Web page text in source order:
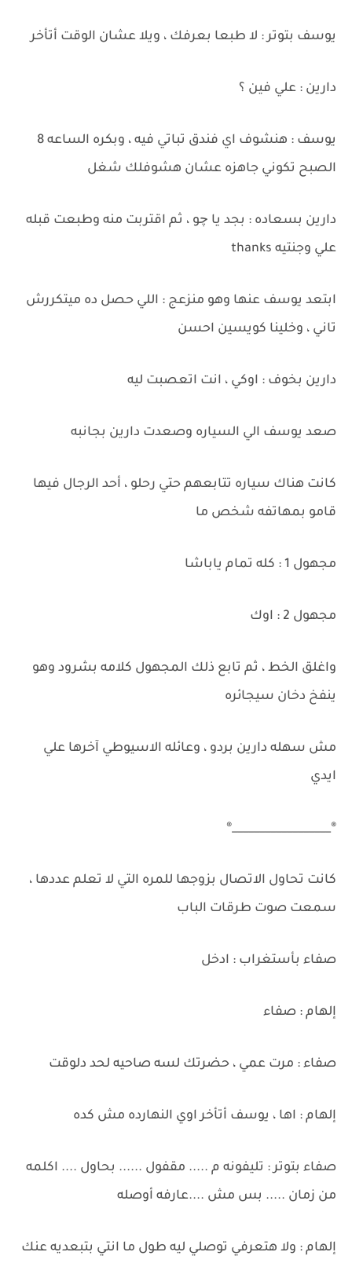
يوسف بتوتر : لا طبعا بعرفك ، ويلا عشان الوقت أتأخر
دارين : علي فين ؟
يوسف : هنشوف اي فندق تباتي فيه ، وبكره الساعه 8
الصبح تكوني جاهزه عشان هشوفلك شغل
دارين بسعاده : بجد يا چو ، ثم اقتربت منه وطبعت قبله
علي وجنتيه thanks
ابتعد يوسف عنها وهو منزعج : اللي حصل ده ميتكررش
تاني ، وخلينا كويسين احسن
دارين بخوف : اوكي ، انت اتعصبت ليه
صعد يوسف الي السياره وصعدت دارين بجانبه
كانت هناك سياره تتابعهم حتي رحلو ، أحد الرجال فيها
قامو بمهاتفه شخص ما
مجهول 1 : كله تمام ياباشا
مجهول 2 : اوك
واغلق الخط ، ثم تابع ذلك المجهول كلامه بشرود وهو
ينفخ دخان سيجائره
مش سهله دارين بردو ، وعائله الاسيوطي آخرها علي
ايدي
®__________________®
كانت تحاول الاتصال بزوجها للمره التي لا تعلم عددها ،
سمعت صوت طرقات الباب
صفاء بأستغراب : ادخل
إلهام : صفاء
صفاء : مرت عمي ، حضرتك لسه صاحيه لحد دلوقت
إلهام : اها ، يوسف أتأخر اوي النهارده مش كده
صفاء بتوتر : تليفونه م ..... مقفول ...... بحاول .... اكلمه
من زمان ..... بس مش ....عارفه أوصله
إلهام : ولا هتعرفي توصلي ليه طول ما انتي بتبعديه عنك